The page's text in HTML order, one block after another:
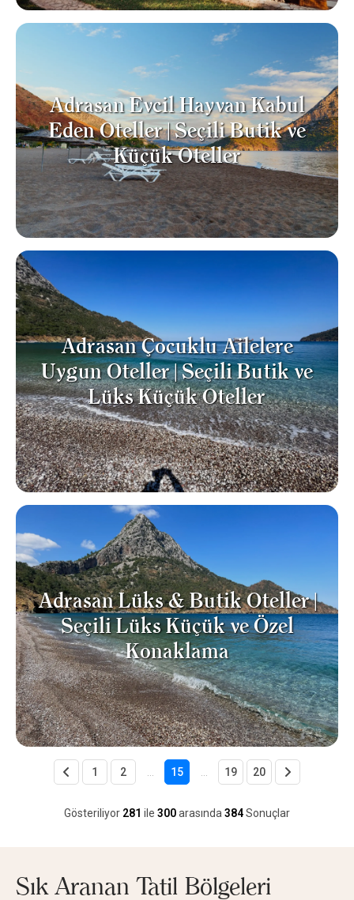
Adrasan Evcil Hayvan Kabul
Eden Oteller | Seçili Butik ve
Küçük Oteller
Adrasan Çocuklu Ailelere
Uygun Oteller | Seçili Butik ve
Lüks Küçük Oteller
Adrasan Lüks & Butik Oteller |
Seçili Lüks Küçük ve Özel
Konaklama
1 2 15 19 20
Gösteriliyor 281 ile 300arasında384Sonuçlar
Sık Aranan Tatil Bölgeleri